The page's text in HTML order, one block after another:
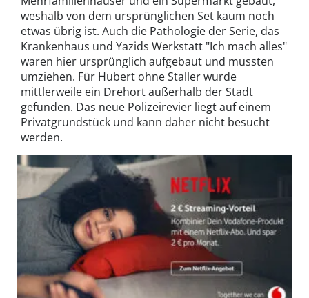
weshalb von dem ursprünglichen Set kaum noch
etwas übrig ist. Auch die Pathologie der Serie, das
Krankenhaus und Yazids Werkstatt "Ich mach alles"
waren hier ursprünglich aufgebaut und mussten
umziehen. Für Hubert ohne Staller wurde
mittlerweile ein Drehort außerhalb der Stadt
gefunden. Das neue Polizeirevier liegt auf einem
Privatgrundstück und kann daher nicht besucht
werden.